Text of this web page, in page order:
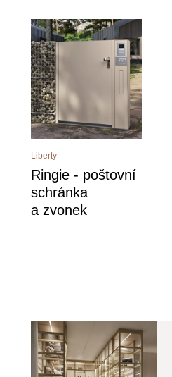
Liberty
Ringie - poštovní
schránka
a zvonek